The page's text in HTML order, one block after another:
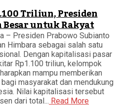
Triliun, Presiden
untuk Rakyat
– Presiden Prabowo Subianto
Himbara sebagai salah satu
Dengan kapitalisasi pasar
Rp1.100 triliun, kelompok
mampu memberikan
masyarakat dan mendukung
Nilai kapitalisasi tersebut
dari total... Read More